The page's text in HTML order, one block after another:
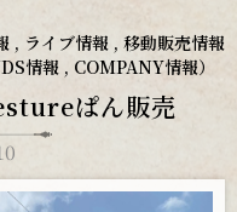
, ライブ情報 , 移動販売情報
情報 , COMPANY情報）
ぱん販売